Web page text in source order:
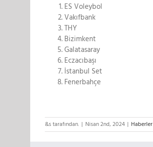
ES Voleybol
Vakıfbank
THY
Bizimkent
Galatasaray
Eczacıbaşı
İstanbul Set
Fenerbahçe
&s tarafından. | Nisan 2nd, 2024 | Haberler